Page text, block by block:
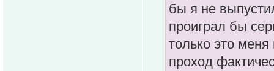
бы я не
проиграл бы
только это
проход